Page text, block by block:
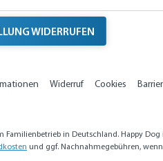
WIDERRUFEN
Widerruf Cookies
in Deutschland. Happy
und ggf. Nachnahmegebühren,